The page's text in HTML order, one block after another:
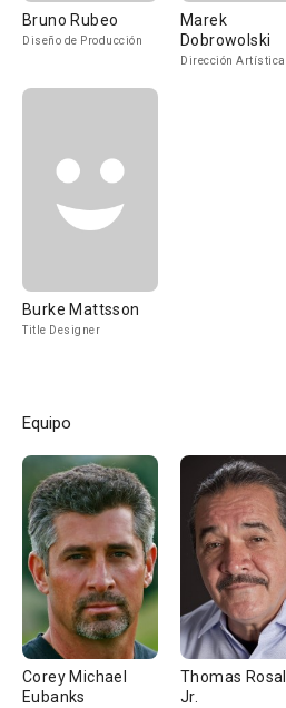
Bruno Rubeo
Diseño de Producción
Marek
Dobrowolski
Dirección Artística
Burke Mattsson
Title Designer
Equipo
Corey Michael
Eubanks
Thomas
Jr.